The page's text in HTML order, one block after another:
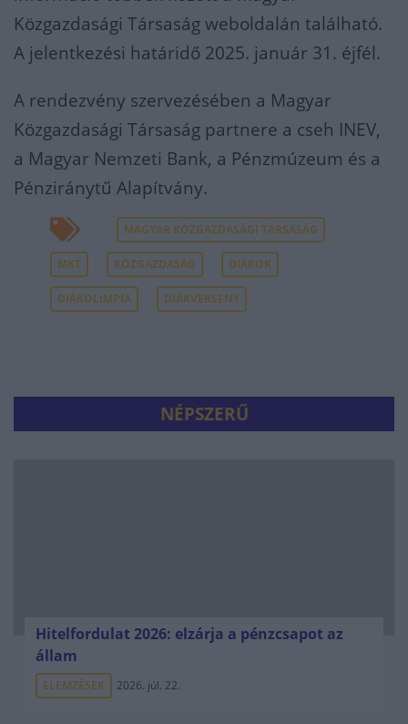
Közgazdasági Társaság weboldalán található.
A jelentkezési határidő 2025. január 31. éjfél.
A rendezvény szervezésében a Magyar
Közgazdasági Társaság partnere a cseh INEV,
a Magyar Nemzeti Bank, a Pénzmúzeum és a
Pénziránytű Alapítvány.
MAGYAR KÖZGAZDASÁGI TÁRSASÁG
MKT KÖZGAZDASÁG DIÁKOK
DIÁKOLIMPIA DIÁKVERSENY
NÉPSZERŰ
Hitelfordulat 2026: elzárja a pénzcsapot az
állam
ELEMZÉSEK 2026. júl. 22.